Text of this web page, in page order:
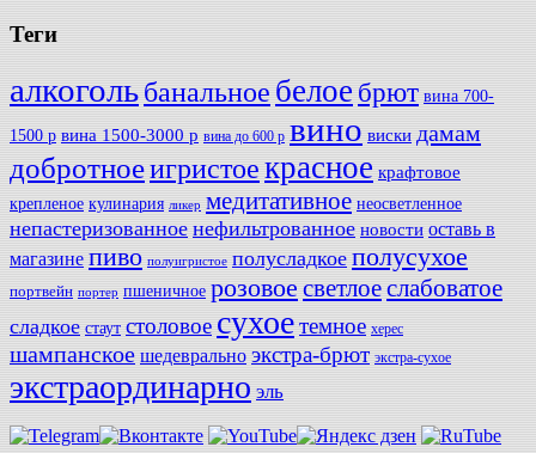
Теги
алкогольбанальное белое брют вина 700-
1500 р вина 1500-3000 р вина до 600 р вино виски дамам
добротноеигристоекрасное крафтовое
крепленое кулинария ликер медитативное неосветленное
непастеризованное нефильтрованное новости оставь в
магазине пиво полуигристое полусладкое полусухое
портвейн портер пшеничное розовое светлоеслабоватое
сладкое стаут столовое сухоетемное херес
шампанское шедеврально экстра-брют экстра-сухое
экстраординарно эль